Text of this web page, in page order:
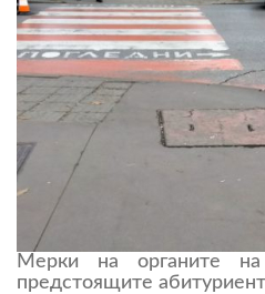
Мерки на органите
предстоящите